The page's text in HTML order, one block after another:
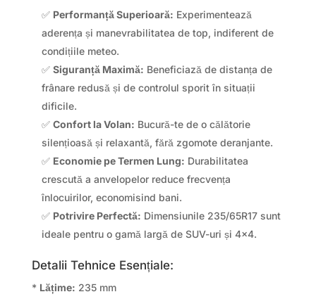
✅ Performanță Superioară: Experimentează
aderența și manevrabilitatea de top, indiferent de
condițiile meteo.
✅ Siguranță Maximă: Beneficiază de distanța de
frânare redusă și de controlul sporit în situații
dificile.
✅ Confort la Volan: Bucură-te de o călătorie
silențioasă și relaxantă, fără zgomote deranjante.
✅ Economie pe Termen Lung: Durabilitatea
crescută a anvelopelor reduce frecvența
înlocuirilor, economisind bani.
✅ Potrivire Perfectă: Dimensiunile 235/65R17 sunt
ideale pentru o gamă largă de SUV-uri și 4×4.
Detalii Tehnice Esențiale:
* Lățime: 235 mm